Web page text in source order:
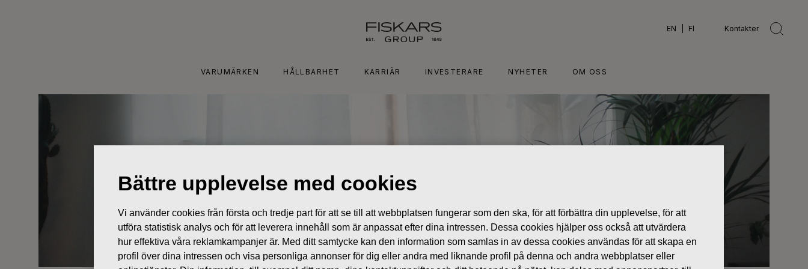
EN FI Kontakter
VARUMÄRKEN HÅLLBARHET KARRIÄR INVESTERARE NYHETER OM OSS
Bättre upplevelse med cookies
Vi använder cookies från första och tredje part för att se till att webbplatsen fungerar som den ska, för att förbättra din upplevelse, för att
utföra statistisk analys och för att leverera innehåll som är anpassat efter dina intressen. Dessa cookies hjälper oss också att utvärdera
hur effektiva våra reklamkampanjer är. Med ditt samtycke kan den information som samlas in av dessa cookies användas för att skapa en
profil över dina intressen och visa personliga annonser för dig eller andra med liknande profil på denna och andra webbplatser eller